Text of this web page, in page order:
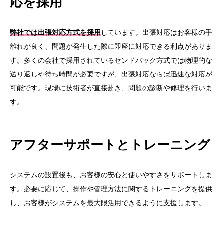
弊社では出張対応方式を採用しています。出張対応はお客様の手
離れが良く、問題が発生した際に即座に対応できる利点がありま
す。多くの会社で採用されているセンドバック方式では物理的な
送り返しや待ち時間が必要ですが、出張対応ならば迅速な対応が
可能です。現場に技術者が直接赴き、問題の診断や修理を行いま
す。
アフターサポートとトレーニング
システムの設置後も、お客様の安心と使いやすさをサポートしま
す。必要に応じて、操作や管理方法に関するトレーニングを提供
し、お客様がシステムを最大限活用できるように支援します。